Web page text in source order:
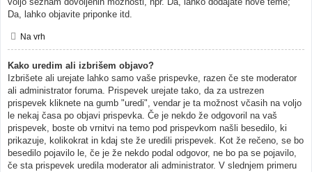
Da, lahko objavite priponke itd.
Na vrh
Kako uredim ali izbrišem objavo?
Izbrišete ali urejate lahko samo vaše prispevke, razen če ste moderator
ali administrator foruma. Prispevek urejate tako, da za ustrezen
prispevek kliknete na gumb "uredi", vendar je ta možnost včasih na voljo
le nekaj časa po objavi prispevka. Če je nekdo že odgovoril na vaš
prispevek, boste ob vrnitvi na temo pod prispevkom našli besedilo, ki
prikazuje, kolikokrat in kdaj ste že uredili prispevek. Kot že rečeno, se bo
besedilo pojavilo le, če je že nekdo podal odgovor, ne bo pa se pojavilo,
če sta prispevek uredila moderator ali administrator. V slednjem primeru